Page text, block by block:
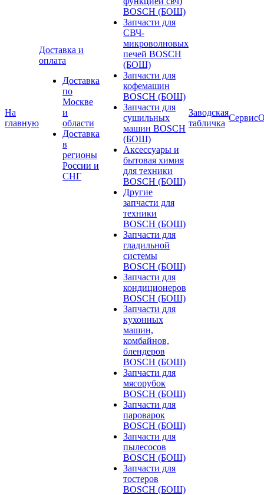
На
главную
Доставка и
оплата
Доставка
по
Москве
и
области
Доставка
в
регионы
России и
СНГ
BOSCH (БОШ)
Запчасти для
СВЧ-
микроволновых
печей BOSCH
(БОШ)
Запчасти для
кофемашин
BOSCH (БОШ)
Запчасти для
сушильных
машин BOSCH
(БОШ)
Аксессуары и
бытовая химия
для техники
BOSCH (БОШ)
Другие
запчасти для
техники
BOSCH (БОШ)
Запчасти для
гладильной
системы
BOSCH (БОШ)
Запчасти для
кондиционеров
BOSCH (БОШ)
Запчасти для
кухонных
машин,
комбайнов,
блендеров
BOSCH (БОШ)
Запчасти для
мясорубок
BOSCH (БОШ)
Запчасти для
пароварок
BOSCH (БОШ)
Запчасти для
пылесосов
BOSCH (БОШ)
Запчасти для
тостеров
BOSCH (БОШ)
Заводская
табличка
Сервис